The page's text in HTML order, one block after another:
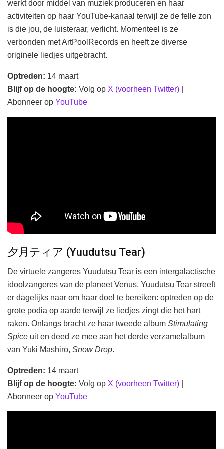
werkt door middel van muziek produceren en haar
activiteiten op haar YouTube-kanaal terwijl ze de felle zon
is die jou, de luisteraar, verlicht. Momenteel is ze
verbonden met ArtPoolRecords en heeft ze diverse
originele liedjes uitgebracht.
Optreden: 14 maart
Blijf op de hoogte: Volg op X (voorheen Twitter)
Abonneer op YouTube
夕月ティア (Yuudutsu Tear)
De virtuele zangeres Yuudutsu Tear is een intergalactische
idoolzangeres van de planeet Venus. Yuudutsu Tear streeft
er dagelijks naar om haar doel te bereiken: optreden op de
grote podia op aarde terwijl ze liedjes zingt die het hart
raken. Onlangs bracht ze haar tweede album Stimulating
Spice uit en deed ze mee aan het derde verzamelalbum
van Yuki Mashiro, Snow Drop.
Optreden: 14 maart
Blijf op de hoogte: Volg op X (voorheen Twitter)
Abonneer op YouTube